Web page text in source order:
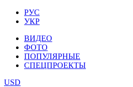
РУС
УКР
ВИДЕО
ФОТО
ПОПУЛЯРНЫЕ
СПЕЦПРОЕКТЫ
USD